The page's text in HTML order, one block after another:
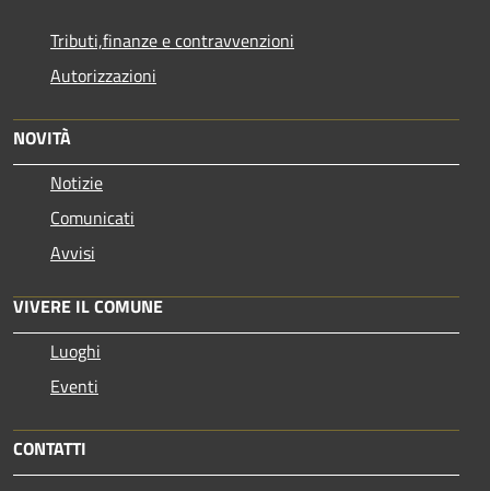
Tributi,finanze e contravvenzioni
Autorizzazioni
NOVITÀ
Notizie
Comunicati
Avvisi
VIVERE IL COMUNE
Luoghi
Eventi
CONTATTI